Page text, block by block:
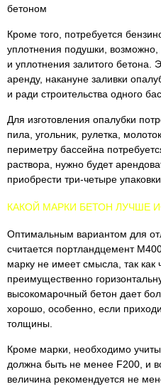
бетоном
Кроме того, потребуется
уплотнения подушки,
и уплотнения залитого бетона.
аренду, накануне заливки
и ради строительства одного
Для изготовления опалубки
пила, угольник, рулетка,
периметру бассейна
раствора, нужно будет
приобрести три-четыре
КАКОЙ МАРКИ БЕТОН ЛУЧШЕ
Оптимальным вариантом для
считается портландцемент
марку не имеет смысла, так
преимущественно
высокомарочный бетон дает
хорошо, особенно, если
толщины.
Кроме марки, необходимо
должна быть не менее F200, и
величина рекомендуется не